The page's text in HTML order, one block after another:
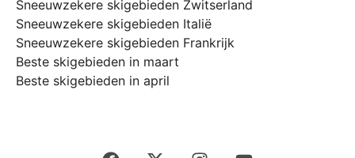
Sneeuwzekere skigebieden Zwitserland
Sneeuwzekere skigebieden Italië
Sneeuwzekere skigebieden Frankrijk
Beste skigebieden in maart
Beste skigebieden in april